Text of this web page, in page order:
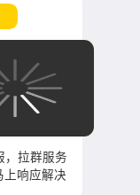
，拉群服务
响应解决